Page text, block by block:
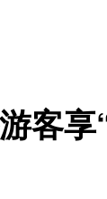
客享